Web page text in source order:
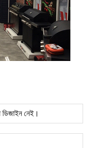
ডিজাইন নেই।